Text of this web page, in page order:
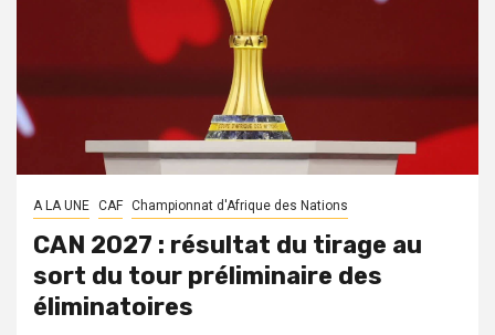
A LA UNE CAF Championnat d'Afrique des Nations
CAN 2027 : résultat du tirage au
sort du tour préliminaire des
éliminatoires